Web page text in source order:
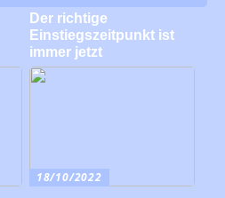
Der richtige
Einstiegszeitpunkt ist
immer jetzt
18/10/2022